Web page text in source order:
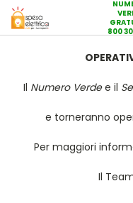
800
Il Numero Verdee il
e torneranno
Per maggiori
Il